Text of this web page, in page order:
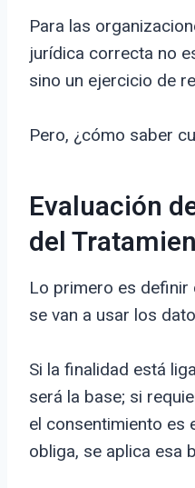
Para las
jurídica correcta no
sino un ejercicio de
Pero, ¿cómo saber
Evaluación
del
Lo primero es
se van a usar los
Si la finalidad está
será la base; si
el consentimiento es
obliga, se aplica esa